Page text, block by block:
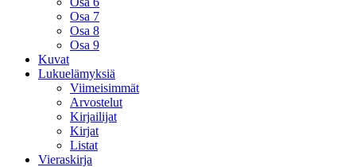
Osa 7
Osa 8
Osa 9
Kuvat
Lukuelämyksiä
Viimeisimmät
Arvostelut
Kirjailijat
Kirjat
Listat
Vieraskirja